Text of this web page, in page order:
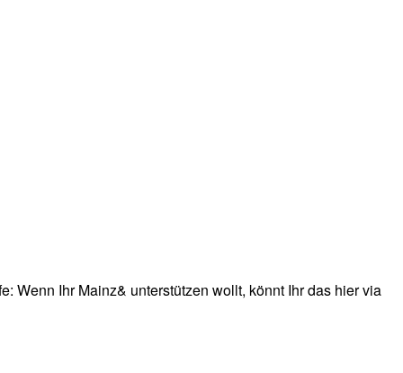
Wenn Ihr Mainz& unterstützen wollt, könnt Ihr das hier via